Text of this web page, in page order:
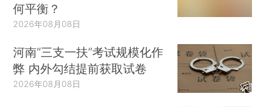
何平衡？
2026年08月08日
河南“三支一扶”考试规模化作
弊 内外勾结提前获取试卷
2026年08月08日